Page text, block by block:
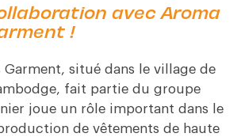
avec Aroma
!
Garment, situé dans le village de
fait partie du groupe
joue un rôle important dans le
de vêtements de haute